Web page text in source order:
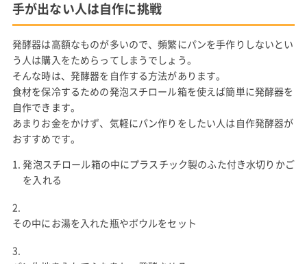
手が出ない人は自作に挑戦
発酵器は高額なものが多いので、頻繁にパンを手作りしないとい
う人は購入をためらってしまうでしょう。
そんな時は、発酵器を自作する方法があります。
食材を保冷するための発泡スチロール箱を使えば簡単に発酵器を
自作できます。
あまりお金をかけず、気軽にパン作りをしたい人は自作発酵器が
おすすめです。
発泡スチロール箱の中にプラスチック製のふた付き水切りかご
を入れる
その中にお湯を入れた瓶やボウルをセット